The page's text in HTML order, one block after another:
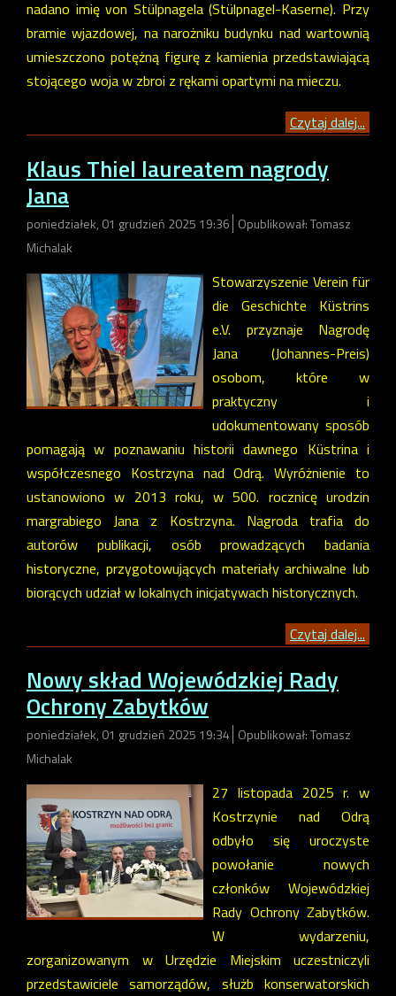
nadano imię von Stülpnagela (Stülpnagel-Kaserne). Przy
bramie wjazdowej, na narożniku budynku nad wartownią
umieszczono potężną figurę z kamienia przedstawiającą
stojącego woja w zbroi z rękami opartymi na mieczu.
Czytaj dalej...
Klaus Thiel laureatem nagrody
Jana
poniedziałek, 01 grudzień 2025 19:36 Opublikował: Tomasz
Michalak
Stowarzyszenie Verein für
die Geschichte Küstrins
e.V. przyznaje Nagrodę
Jana (Johannes-Preis)
osobom, które w
praktyczny i
udokumentowany sposób
pomagają w poznawaniu historii dawnego Küstrina i
współczesnego Kostrzyna nad Odrą. Wyróżnienie to
ustanowiono w 2013 roku, w 500. rocznicę urodzin
margrabiego Jana z Kostrzyna. Nagroda trafia do
autorów publikacji, osób prowadzących badania
historyczne, przygotowujących materiały archiwalne lub
biorących udział w lokalnych inicjatywach historycznych.
Czytaj dalej...
Nowy skład Wojewódzkiej Rady
Ochrony Zabytków
poniedziałek, 01 grudzień 2025 19:34 Opublikował: Tomasz
Michalak
27 listopada 2025 r. w
Kostrzynie nad Odrą
odbyło się uroczyste
powołanie nowych
członków Wojewódzkiej
Rady Ochrony Zabytków.
W wydarzeniu,
zorganizowanym w Urzędzie Miejskim uczestniczyli
przedstawiciele samorządów, służb konserwatorskich